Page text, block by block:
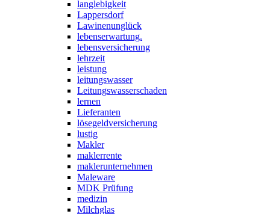
langlebigkeit
Lappersdorf
Lawinenunglück
lebenserwartung.
lebensversicherung
lehrzeit
leistung
leitungswasser
Leitungswasserschaden
lernen
Lieferanten
lösegeldversicherung
lustig
Makler
maklerrente
maklerunternehmen
Maleware
MDK Prüfung
medizin
Milchglas